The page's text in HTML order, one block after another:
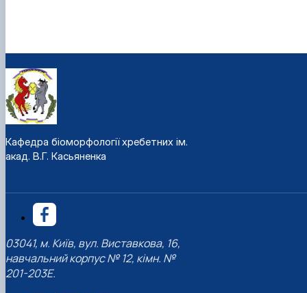
Кафедра біоморфології хребетних ім.
акад. В.Г. Касьяненка
03041, м. Київ, вул. Виставкова, 16,
навчальний корпус № 12, кімн. №
201-203Е.